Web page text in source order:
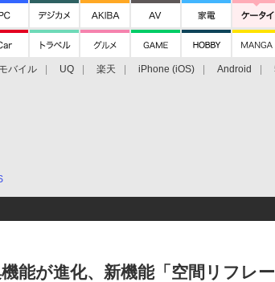
バイル UQ 楽天 iPhone (iOS) Android
機能が進化、新機能「空間リフレ